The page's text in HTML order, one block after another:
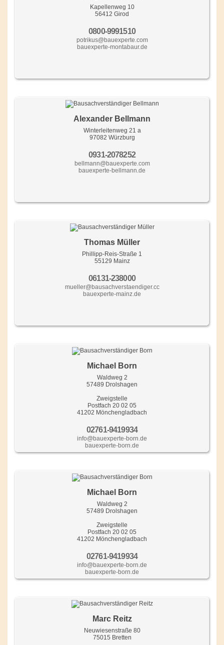
Kapellenweg 10
56412 Girod
0800-9991510
potrikus@bauexperte.com
bauexperte-montabaur.de
Alexander Bellmann
Winterleitenweg 21 a
97082 Würzburg
0931-2078252
bellmann@bauexperte.com
bauexperte-bellmann.de
Thomas Müller
Phillipp-Reis-Straße 1
55129 Mainz
06131-238000
mueller@bausachverstaendiger.cc
bauexperte-mainz.de
Michael Born
Waldweg 2
57489 Drolshagen
Zweigstelle
Postfach 20 02 05
41202 Mönchengladbach
02761-9419934
info@bauexperte-born.de
bauexperte-born.de
Michael Born
Waldweg 2
57489 Drolshagen
Zweigstelle
Postfach 20 02 05
41202 Mönchengladbach
02761-9419934
info@bauexperte-born.de
bauexperte-born.de
Marc Reitz
Neuwiesenstraße 80
75015 Bretten